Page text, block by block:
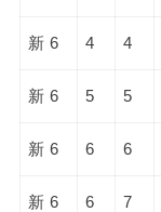
新 6 4 4
新 6 5 5
新 6 6 6
新 6 6 7